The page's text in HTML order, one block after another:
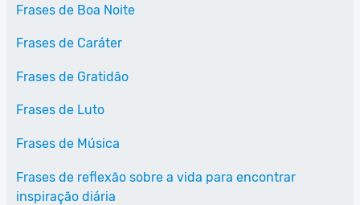
Frases de Boa Noite
Frases de Caráter
Frases de Gratidão
Frases de Luto
Frases de Música
Frases de reflexão sobre a vida para encontrar
inspiração diária